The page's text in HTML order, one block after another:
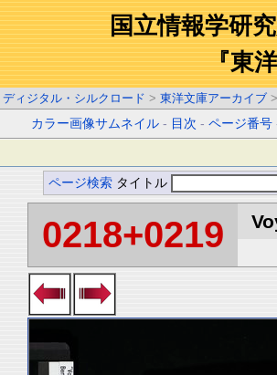
国立情報学研
『東
ディジタル・シルクロード > 東洋文庫アーカイブ >
カラー画像サムネイル - 目次 -ページ番号
ページ検索 タイトル
0218+0219